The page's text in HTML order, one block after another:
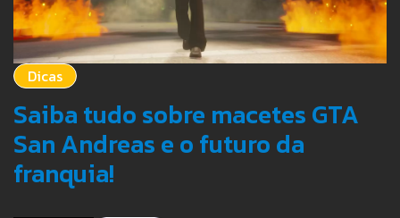
Dicas
Saiba tudo sobre macetes GTA
San Andreas e o futuro da
franquia!